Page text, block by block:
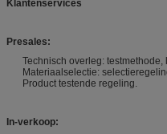
Klantenservices
Presales:
Technisch overleg:
Materiaalselectie:
Product testende regeling.
In-verkoop: